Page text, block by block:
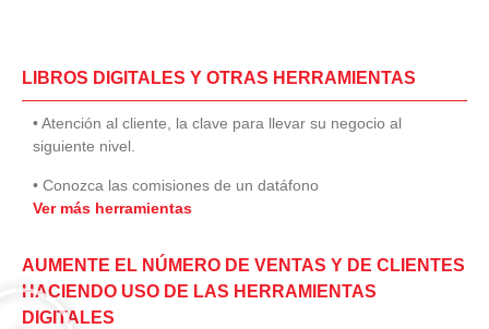
LIBROS DIGITALES Y OTRAS HERRAMIENTAS
• Atención al cliente, la clave para llevar su negocio al
siguiente nivel.
• Conozca las comisiones de un datáfono
Ver más herramientas
AUMENTE EL NÚMERO DE VENTAS Y DE CLIENTES
HACIENDO USO DE LAS HERRAMIENTAS
DIGITALES